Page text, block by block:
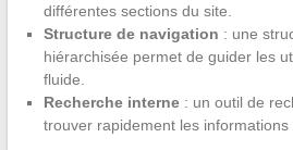
différentes sections du site.
Structure de navigation : une
hiérarchisée permet de guider les
fluide.
Recherche interne: un outil de
trouver rapidement les informations